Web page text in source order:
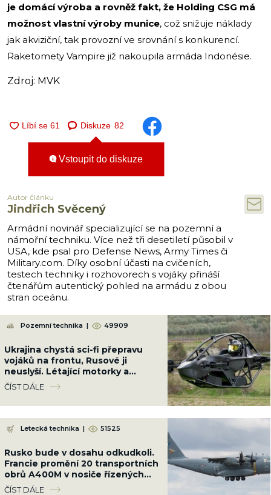
je domácí výroba a rovněž fakt, že Holding CSG má
možnost vlastní výroby munice, což snižuje náklady
jak akviziční, tak provozní ve srovnání s konkurencí.
Raketomety Vampire již nakoupila armáda Indonésie.
Zdroj: MVK
Diskuze 82
Vstoupit do diskuze
Autor článku
Jindřich Svěcený
Armádní novinář specializující se na pozemní a
námořní techniku. Více než tři desetiletí působil v
USA, kde psal pro Defense News, Army Times či
Military.com. Díky osobní účasti na cvičeních,
testech techniky i rozhovorech s vojáky přináší
čtenářům autentický pohled na armádu z obou
stran oceánu.
Pozemní technika | 49909
Ukrajina chystá sci-fi přepravu
vojáků na frontu, Rusové ji
neuslyší. Létající motorky a
„aerobuginy“ jsou za rohem
ČÍST DÁLE
Letecká technika | 51525
Rusko bude v dosahu odkudkoli.
Francie promění 20 transportních
obrů A400M v nosiče řízených
střel s doletem 9 000 km
ČÍST DÁLE